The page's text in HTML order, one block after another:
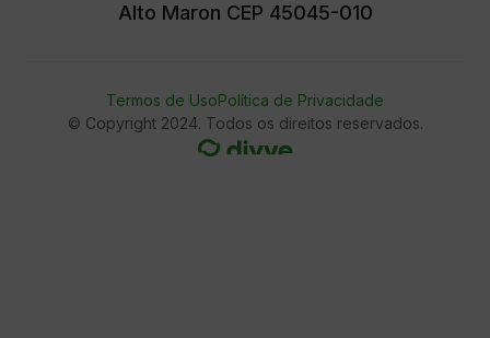
Alto Maron CEP 45045-010
Termos de UsoPolítica de Privacidade
© Copyright 2024. Todos os direitos reservados.